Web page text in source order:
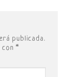
publicada.
con*